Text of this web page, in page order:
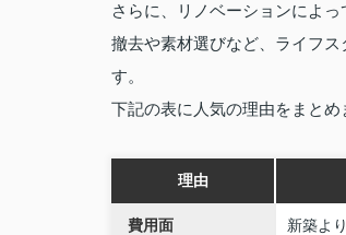
さらに、リノベーションによ
撤去や素材選びなど、ライフ
す。
下記の表に人気の理由をまとめ
理由
費用面 新築よ